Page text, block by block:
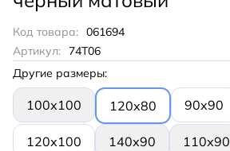
Код товара: 061694
Артикул:
74T06
Другие размеры:
100х100 120х80 90х90
120х100 140х90 110х90